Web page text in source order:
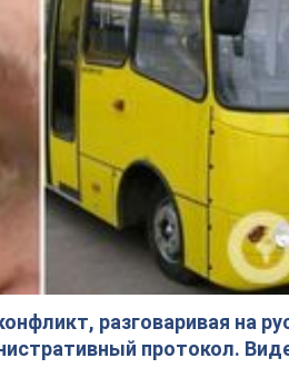
разговаривая на
протокол.